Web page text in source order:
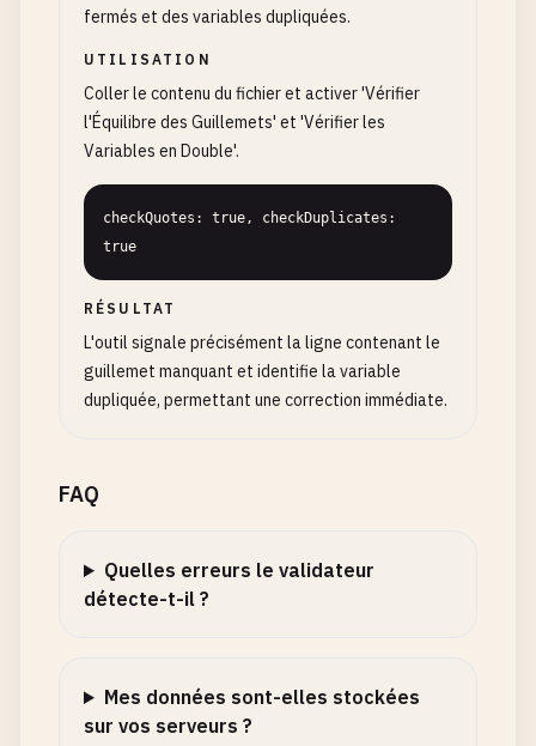
fermés et des variables dupliquées.
UTILISATION
Coller le contenu du fichier et activer 'Vérifier
l'Équilibre des Guillemets' et 'Vérifier les
Variables en Double'.
checkQuotes: true, checkDuplicates:
true
RÉSULTAT
L'outil signale précisément la ligne contenant le
guillemet manquant et identifie la variable
dupliquée, permettant une correction immédiate.
FAQ
Quelles erreurs le validateur
détecte-t-il ?
Mes données sont-elles stockées
sur vos serveurs ?